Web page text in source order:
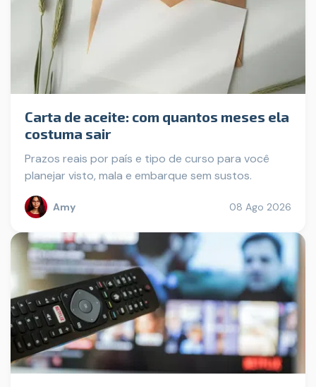
Carta de aceite: com quantos meses ela
costuma sair
Prazos reais por país e tipo de curso para você
planejar visto, mala e embarque sem sustos.
Amy 08 Ago 2026